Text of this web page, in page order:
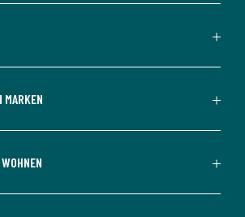
MARKEN